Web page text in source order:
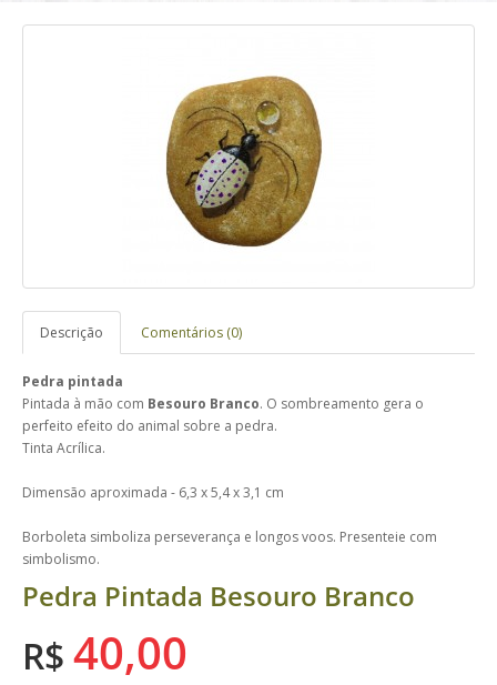
Descrição Comentários (0)
Pedra pintada
Pintada à mão com Besouro Branco. O sombreamento gera o
perfeito efeito do animal sobre a pedra.
Tinta Acrílica.
Dimensão aproximada - 6,3 x 5,4 x 3,1 cm
Borboleta simboliza perseverança e longos voos. Presenteie com
simbolismo.
Pedra Pintada Besouro Branco
R$ 40,00